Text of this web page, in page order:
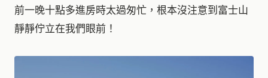
前一晚十點多進房時太過匆忙，根本沒注意到富士山
靜靜佇立在我們眼前！